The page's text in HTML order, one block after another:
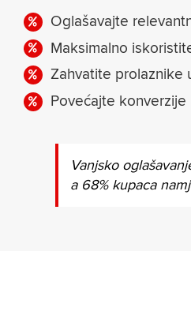
Oglašavajte
Maksimalno
Zahvatite prolaznike
Povećajte konverzije
Vanjsko
a 68% kupaca